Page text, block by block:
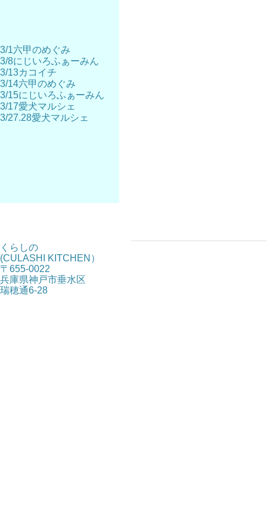
3/1六甲のめぐみ
3/8にじいろふぁーみん
3/13カコイチ
3/14六甲のめぐみ
3/15にじいろふぁーみん
3/17愛犬マルシェ
3/27.28愛犬マルシェ
くらしの
(CULASHI KITCHEN）
〒655-0022
兵庫県神戸市垂水区
瑞穂通6-28